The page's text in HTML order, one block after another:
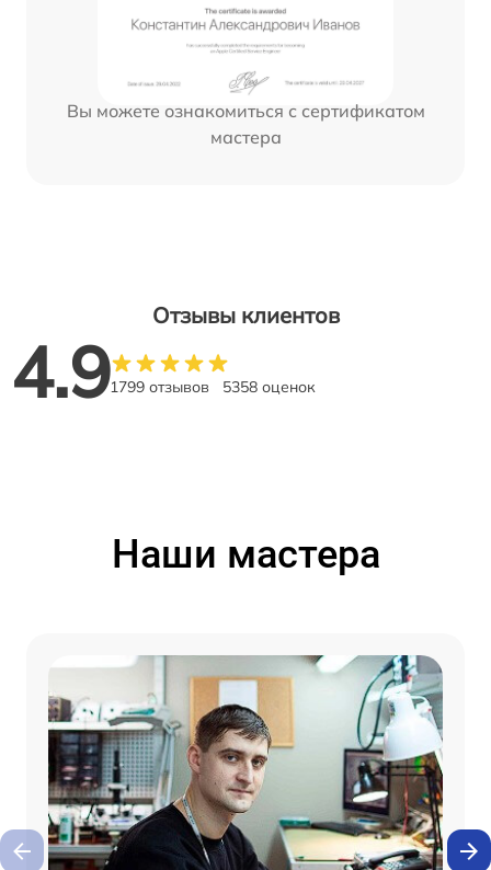
Вы можете ознакомиться с сертификатом
мастера
Отзывы клиентов
4.91799 отзывов 5358 оценок
Наши мастера